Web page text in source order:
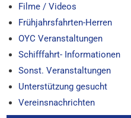
Filme / Videos
Frühjahrsfahrten-Herren
OYC Veranstaltungen
Schifffahrt- Informationen
Sonst. Veranstaltungen
Unterstützung gesucht
Vereinsnachrichten